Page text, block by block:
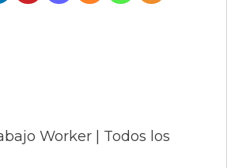
Worker | Todos los